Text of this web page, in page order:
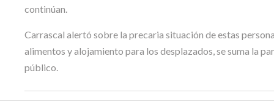
continúan.
Carrascal alertó sobre la precaria situación de estas
alimentos y alojamiento para los desplazados, se suma la
público.